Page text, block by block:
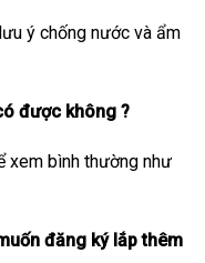
ý chống nước và ẩm
được không ?
xem bình thường như
đăng ký lắp thêm